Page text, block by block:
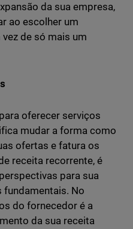
da sua empresa,
ao escolher um
de só mais um
oferecer serviços
mudar a forma como
ofertas e fatura os
receita recorrente, é
para sua
No
do fornecedor é a
da sua receita